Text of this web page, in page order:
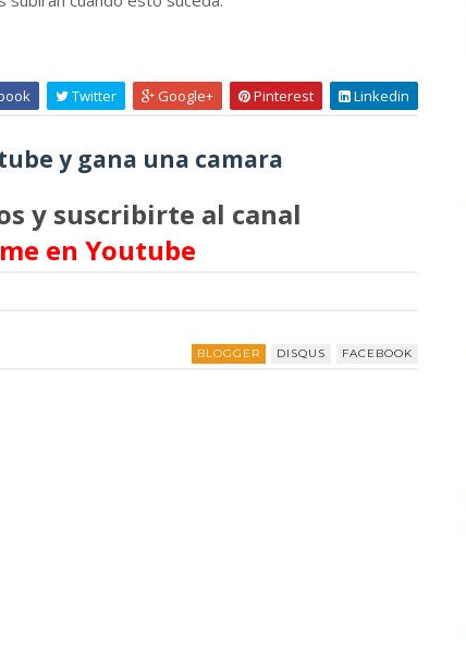
Twitter Google+ Pinterest Linkedin
y gana una camara
y suscribirte al canal
en Youtube
BLOGGER DISQUS FACEBOOK